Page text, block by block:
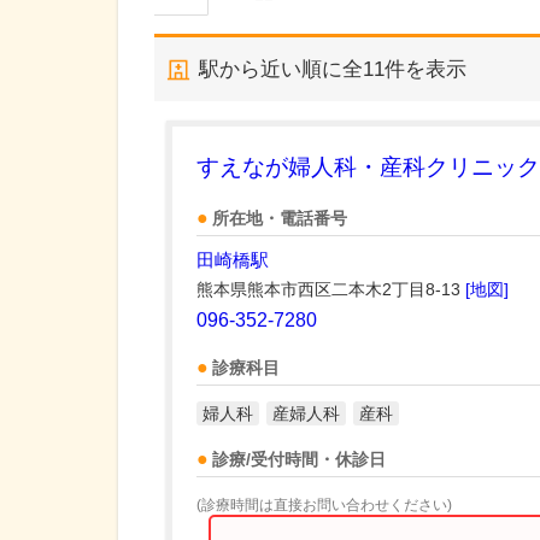
駅から近い順に全11件を表示
すえなが婦人科・産科クリニック
所在地・電話番号
田崎橋駅
熊本県熊本市西区二本木2丁目8-13 [地図]
096-352-7280
診療科目
婦人科 産婦人科 産科
診療/受付時間・休診日
(診療時間は直接お問い合わせください)